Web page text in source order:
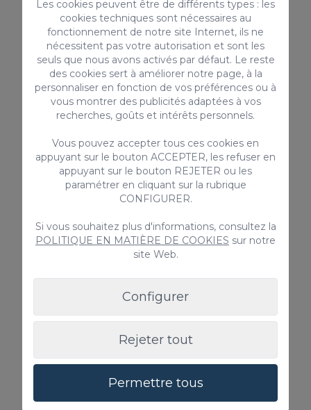
Animaux non admis.
Undépôt de garantieremboursable de200€est requis.
Nous recommandons de signaler tout dommage existant
lors de l’arrivée.
Le non-respect des règles peut entraîner la perte du
dépôt.
Informations vérifiées :
Code de licence touristique :
E-35-10000080
Micro-onde
Ustensiles de cuisine fournis
Bouilloire
Les cookies peuvent être de différents types : les
cookies techniques sont nécessaires au
fonctionnement de notre site Internet, ils ne
nécessitent pas votre autorisation et sont les
seuls que nous avons activés par défaut. Le reste
des cookies sert à améliorer notre page, à la
personnaliser en fonction de vos préférences ou à
vous montrer des publicités adaptées à vos
recherches, goûts et intérêts personnels.
Vous pouvez accepter tous ces cookies en
appuyant sur le bouton ACCEPTER, les refuser en
appuyant sur le bouton REJETER ou les
paramétrer en cliquant sur la rubrique
CONFIGURER.
Si vous souhaitez plus d'informations, consultez la
POLITIQUE EN MATIÈRE DE COOKIES sur notre
site Web.
Configurer
Rejeter tout
Permettre tous